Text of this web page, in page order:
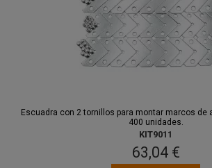
Escuadra con 2 tornillos para montar marcos de
400 unidades.
KIT9011
63,04 €